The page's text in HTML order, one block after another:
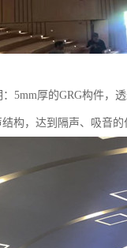
厚的GRG构件，
构，达到隔声、吸音的